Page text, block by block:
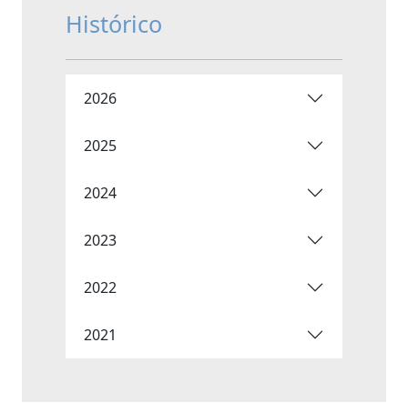
Histórico
2026
2025
2024
2023
2022
2021